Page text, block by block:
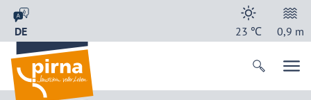
DE 23 ℃ 0,9 m